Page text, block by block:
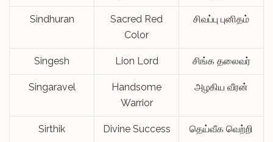
Sindhuran
Sacred Red
Color
சிவப்பு புனிதம்
Singesh Lion Lord சிங்க தலைவர்
Singaravel
Handsome
Warrior
அழகிய வீரன்
Sirthik Divine Success தெய்வீக வெற்றி